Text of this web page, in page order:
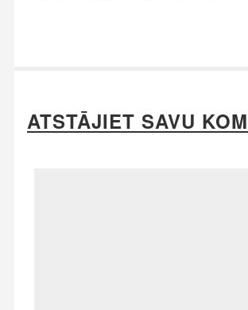
ATSTĀJIET SAVU